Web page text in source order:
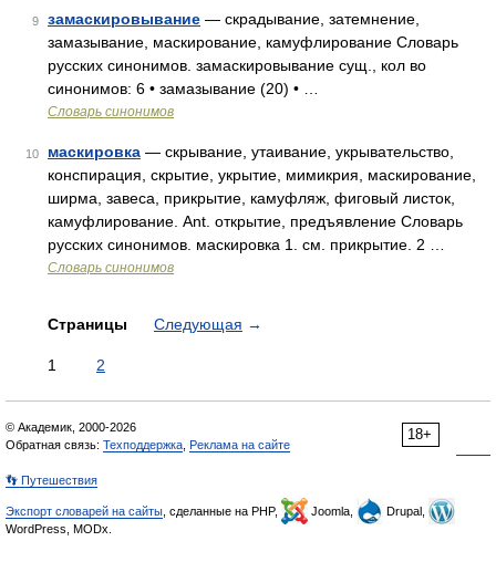
9 замаскировывание — скрадывание, затемнение,
замазывание, маскирование, камуфлирование Словарь
русских синонимов. замаскировывание сущ., кол во
синонимов: 6 • замазывание (20) • …
Словарь синонимов
10 маскировка — скрывание, утаивание, укрывательство,
конспирация, скрытие, укрытие, мимикрия, маскирование,
ширма, завеса, прикрытие, камуфляж, фиговый листок,
камуфлирование. Ant. открытие, предъявление Словарь
русских синонимов. маскировка 1. см. прикрытие. 2 …
Словарь синонимов
Страницы Следующая →
1 2
18+
© Академик, 2000-2026
Обратная связь: Техподдержка Реклама на сайте
👣 Путешествия
Экспорт словарей на сайты , сделанные на PHP, Joomla,
Drupal,
WordPress, MODx.